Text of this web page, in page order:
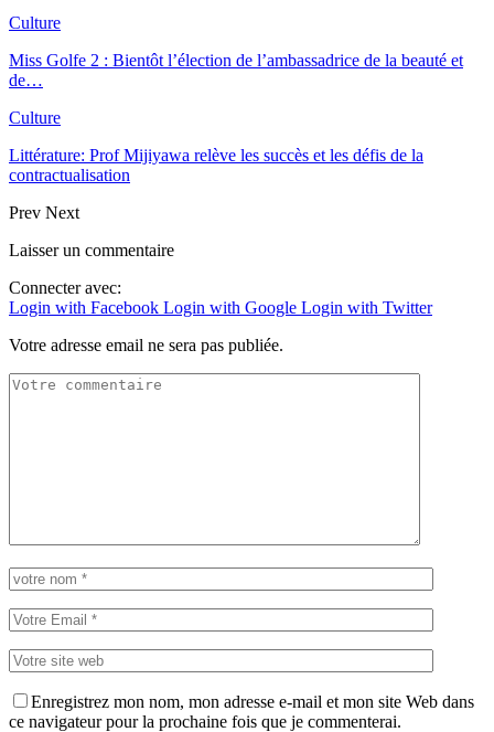
Culture
Miss Golfe 2 : Bientôt l’élection de l’ambassadrice de la beauté et
de…
Culture
Littérature: Prof Mijiyawa relève les succès et les défis de la
contractualisation
Prev Next
Laisser un commentaire
Connecter avec:
Login with Facebook Login with Google Login with Twitter
Votre adresse email ne sera pas publiée.
Enregistrez mon nom, mon adresse e-mail et mon site Web dans
ce navigateur pour la prochaine fois que je commenterai.